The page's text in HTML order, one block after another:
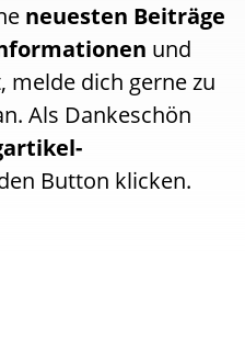
neuesten Beiträge
und
melde dich gerne zu
Als Dankeschön
Button klicken.